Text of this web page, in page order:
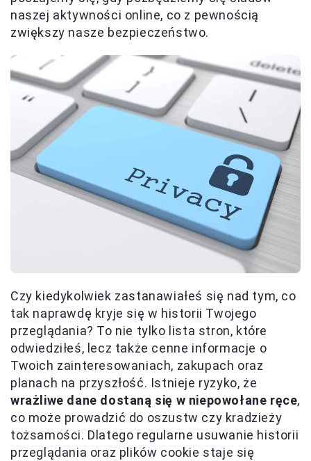
naszej aktywności online, co z pewnością
zwiększy nasze bezpieczeństwo.
Czy kiedykolwiek zastanawiałeś się nad tym, co
tak naprawdę kryje się w historii Twojego
przeglądania? To nie tylko lista stron, które
odwiedziłeś, lecz także cenne informacje o
Twoich zainteresowaniach, zakupach oraz
planach na przyszłość. Istnieje ryzyko, że
wrażliwe dane dostaną się w niepowołane ręce,
co może prowadzić do oszustw czy kradzieży
tożsamości. Dlatego regularne usuwanie historii
przeglądania oraz plików cookie staje się